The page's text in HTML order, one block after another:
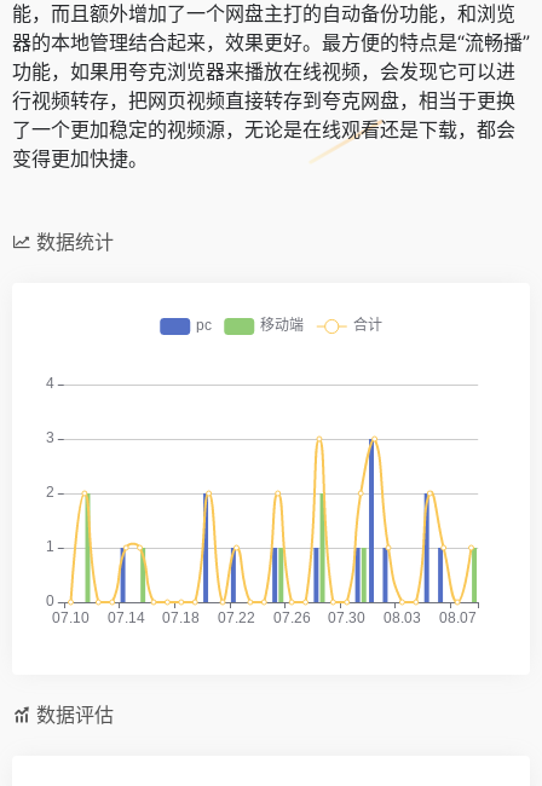
能，而且额外增加了一个网盘主打的自动备份功能，和浏览
器的本地管理结合起来，效果更好。最方便的特点是“流畅播”
功能，如果用夸克浏览器来播放在线视频，会发现它可以进
行视频转存，把网页视频直接转存到夸克网盘，相当于更换
了一个更加稳定的视频源，无论是在线观看还是下载，都会
变得更加快捷。
数据统计
数据评估